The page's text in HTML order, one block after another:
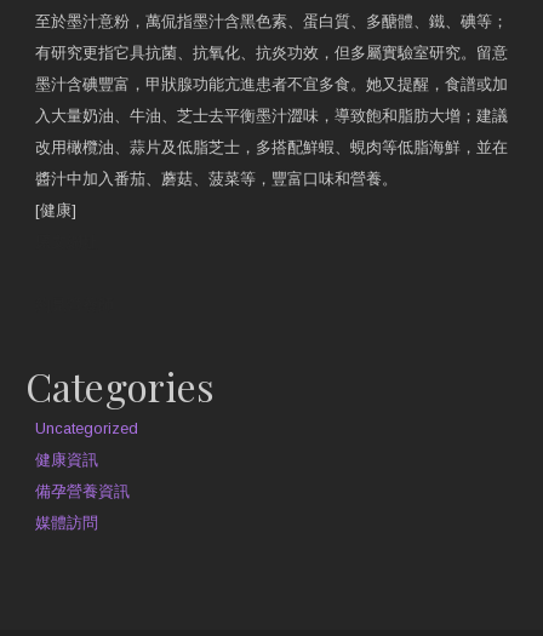
至於墨汁意粉，萬侃指墨汁含黑色素、蛋白質、多醣體、鐵、碘等；
有研究更指它具抗菌、抗氧化、抗炎功效，但多屬實驗室研究。留意
墨汁含碘豐富，甲狀腺功能亢進患者不宜多食。她又提醒，食譜或加
入大量奶油、牛油、芝士去平衡墨汁澀味，導致飽和脂肪大增；建議
改用橄欖油、蒜片及低脂芝士，多搭配鮮蝦、蜆肉等低脂海鮮，並在
醬汁中加入番茄、蘑菇、菠菜等，豐富口味和營養。
[健康]
Categories
Uncategorized
健康資訊
備孕營養資訊
媒體訪問